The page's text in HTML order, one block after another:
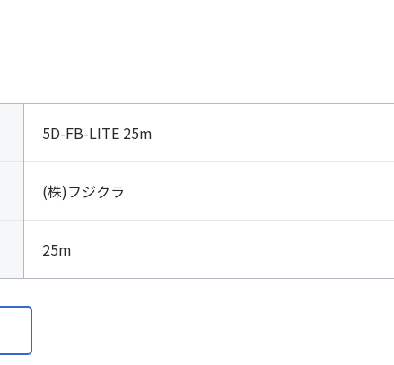
5D-FB-LITE 25m
(株)フジクラ
25m